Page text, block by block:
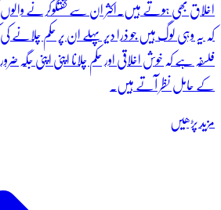
اخلاق بھی ہوتے ہیں۔اکثر ان سے گفتگوکرنے
کہ یہ وہی لوگ ہیں جو ذرا دیر پہلے ان پر حکم
فلسفہ ہے کہ خوش اخلاقی اور حکم چلانا اپنی اپنی
کے حامل نظر آتے ہیں۔
مزید پڑھیں